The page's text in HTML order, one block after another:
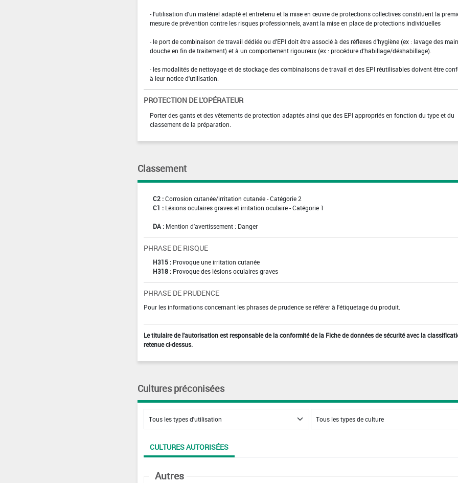
- l'utilisation d'un matériel adapté et entretenu et la mise en œuvre de protections collectives constituent la
mesure de prévention contre les risques professionnels, avant la mise en place de protections individuelles
- le port de combinaison de travail dédiée ou d'EPI doit être associé à des réflexes d'hygiène (ex : lavage des
douche en fin de traitement) et à un comportement rigoureux (ex : procédure d'habillage/déshabillage).
- les modalités de nettoyage et de stockage des combinaisons de travail et des EPI réutilisables doivent être
à leur notice d'utilisation.
PROTECTION DE L'OPÉRATEUR
Porter des gants et des vêtements de protection adaptés ainsi que des EPI appropriés en fonction du type et du
classement de la préparation.
Classement
C2 :Corrosion cutanée/irritation cutanée - Catégorie 2
C1 : Lésions oculaires graves et irritation oculaire - Catégorie 1
DA : Mention d'avertissement : Danger
PHRASE DE RISQUE
H315 : Provoque une irritation cutanée
H318 : Provoque des lésions oculaires graves
PHRASE DE PRUDENCE
Pour les informations concernant les phrases de prudence se référer à l'étiquetage du produit.
Le titulaire de l'autorisation est responsable de la conformité de la Fiche de données de sécurité avec la
retenue ci-dessus.
Cultures préconisées
CULTURES AUTORISÉES
Autres